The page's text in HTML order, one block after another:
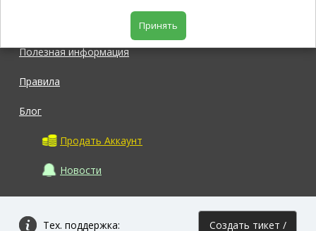
Полезная информация
Правила
Блог
Продать Аккаунт
Новости
Тех. поддержка: Создать тикет /
Принять